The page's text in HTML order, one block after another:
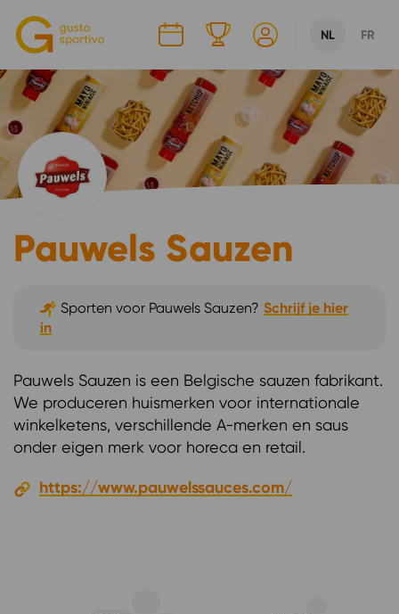
NL FR
Pauwels Sauzen
Sporten voor Pauwels Sauzen? Schrijf je hier
in
Pauwels Sauzen is een Belgische sauzen fabrikant.
We produceren huismerken voor internationale
winkelketens, verschillende A-merken en saus
onder eigen merk voor horeca en retail.
https://www.pauwelssauces.com/